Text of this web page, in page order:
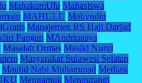
MahakamUlu Mahasiswa
MAHULU Mahyudin
Manajemen RS Haji Darjad
Pangan MAndriansya
Masalah Ormas Masjid Nurul
Masyarakat Sulawesi Selatan
Maulid Nabi Muhammad Mediasi
Mengamuk Mengurangi